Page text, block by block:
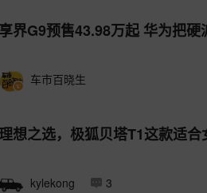
享界G9预售43.98万起 华为把
车市百晓生
理想之选，极狐贝塔T1这款适
kylekong 3